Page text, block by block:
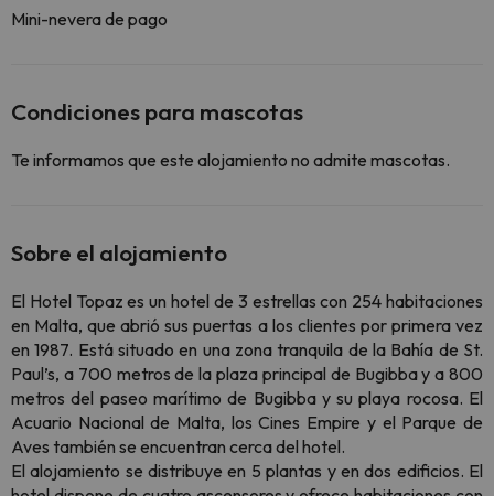
Mini-nevera de pago
Condiciones para mascotas
Te informamos que este alojamiento no admite mascotas.
Sobre el alojamiento
El Hotel Topaz es un hotel de 3 estrellas con 254 habitaciones
en Malta, que abrió sus puertas a los clientes por primera vez
en 1987. Está situado en una zona tranquila de la Bahía de St.
Paul’s, a 700 metros de la plaza principal de Bugibba y a 800
metros del paseo marítimo de Bugibba y su playa rocosa. El
Acuario Nacional de Malta, los Cines Empire y el Parque de
Aves también se encuentran cerca del hotel.
El alojamiento se distribuye en 5 plantas y en dos edificios. El